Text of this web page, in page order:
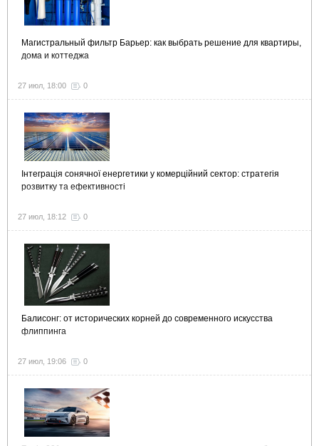
Магистральный фильтр Барьер: как выбрать решение для квартиры,
дома и коттеджа
27 июл, 18:00 0
Інтеграція сонячної енергетики у комерційний сектор: стратегія
розвитку та ефективності
27 июл, 18:12 0
Балисонг: от исторических корней до современного искусства
флиппинга
27 июл, 19:06 0